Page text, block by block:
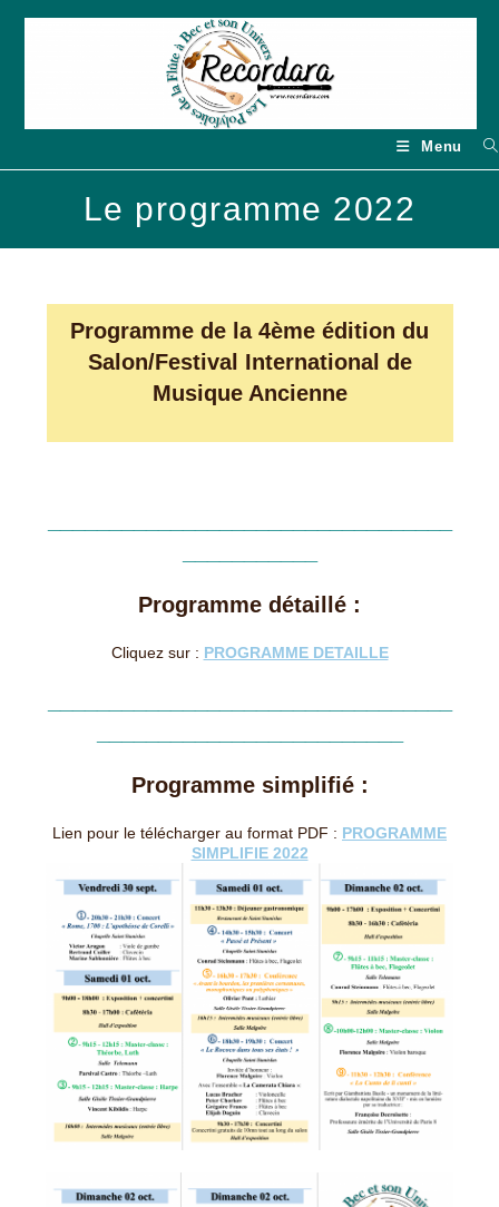
Menu
Le programme 2022
Programme de la 4ème édition du
Salon/Festival International de
Musique Ancienne
Programme détaillé :
Cliquez sur : PROGRAMME DETAILLE
Programme simplifié :
Lien pour le télécharger au format PDF : PROGRAMME
SIMPLIFIE 2022